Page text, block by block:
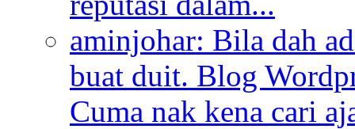
aminjohar: Bila dah
buat duit. Blog
Cuma nak kena cari